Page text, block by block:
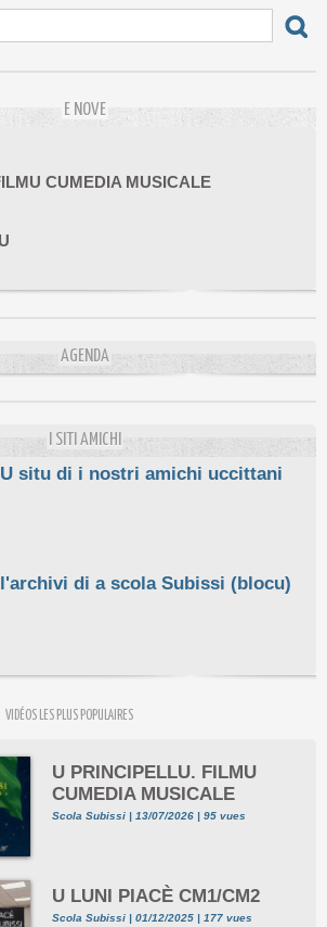
E NOVE
AGENDA
I SITI AMICHI
U situ di i nostri amichi uccittani
l'archivi di a scola Subissi (blocu)
VIDÉOS LES PLUS POPULAIRES
U PRINCIPELLU. FILMU
CUMEDIA MUSICALE
Scola Subissi | 13/07/2026 | 95 vues
U LUNI PIACÈ CM1/CM2
Scola Subissi | 01/12/2025 | 177 vues